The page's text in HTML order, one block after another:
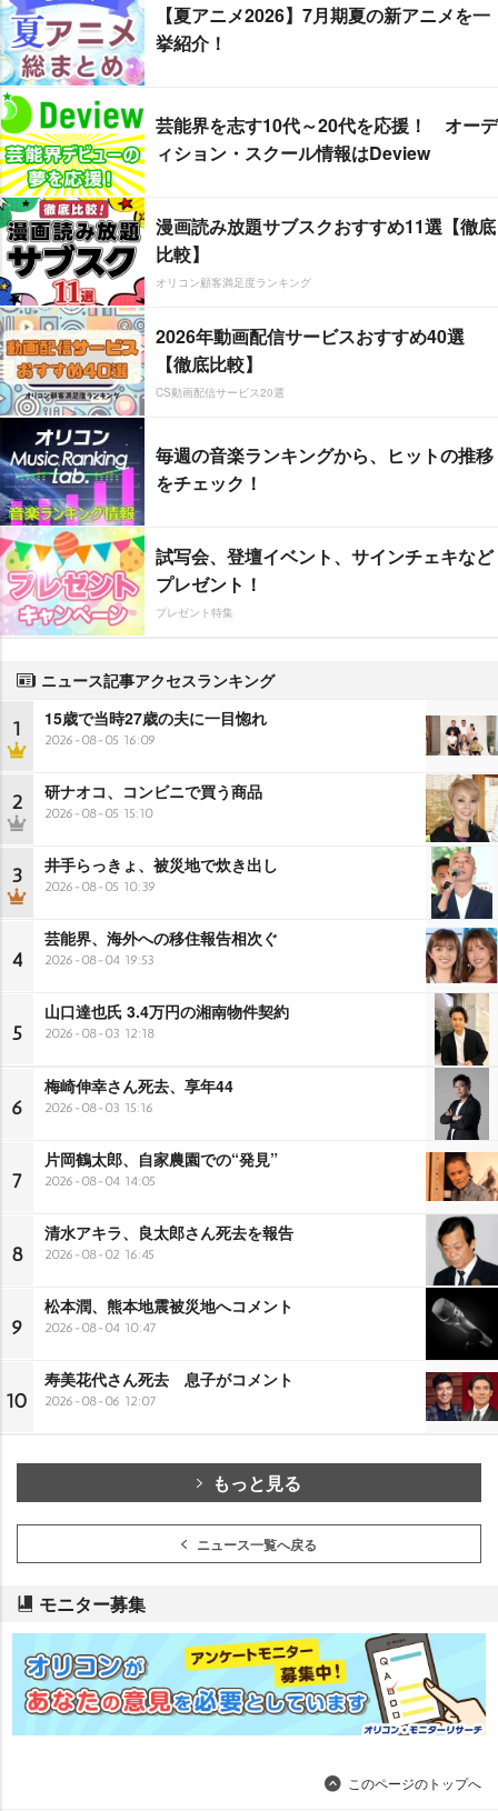
【夏アニメ2026】7月期夏の新アニメを一
挙紹介！
芸能界を志す10代～20代を応援！ オーデ
ィション・スクール情報はDeview
漫画読み放題サブスクおすすめ11選【徹底
比較】
オリコン顧客満足度ランキング
2026年動画配信サービスおすすめ40選
【徹底比較】
CS動画配信サービス20選
毎週の音楽ランキングから、ヒットの推移
をチェック！
試写会、登壇イベント、サインチェキなど
プレゼント！
プレゼント特集
ニュース記事アクセスランキング
1 15歳で当時27歳の夫に一目惚れ
2026-08-05 16:09
2 研ナオコ、コンビニで買う商品
2026-08-05 15:10
3 井手らっきょ、被災地で炊き出し
2026-08-05 10:39
4
芸能界、海外への移住報告相次ぐ
2026-08-04 19:53
5
山口達也氏 3.4万円の湘南物件契約
2026-08-03 12:18
6
梅崎伸幸さん死去、享年44
2026-08-03 15:16
7
片岡鶴太郎、自家農園での“発見”
2026-08-04 14:05
8
清水アキラ、良太郎さん死去を報告
2026-08-02 16:45
9
松本潤、熊本地震被災地へコメント
2026-08-04 10:47
10
寿美花代さん死去 息子がコメント
2026-08-06 12:07
もっと見る
ニュース一覧へ戻る
モニター募集
このページのトップへ